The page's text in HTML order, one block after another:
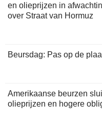
en olieprijzen in
over Straat van Hormuz
Beursdag: Pas op de
Amerikaanse beurzen
olieprijzen en hogere